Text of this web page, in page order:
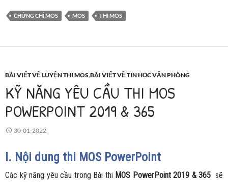
CHỨNG CHỈ MOS MOS THI MOS
BÀI VIẾT VỀ LUYỆN THI MOS,BÀI VIẾT VỀ TIN HỌC VĂN PHÒNG
KỸ NĂNG YÊU CẦU THI MOS
POWERPOINT 2019 & 365
30-01-2022
I. Nội dung thi MOS PowerPoint
Các kỹ năng yêu cầu trong Bài thi MOS PowerPoint 2019 & 365 sẽ